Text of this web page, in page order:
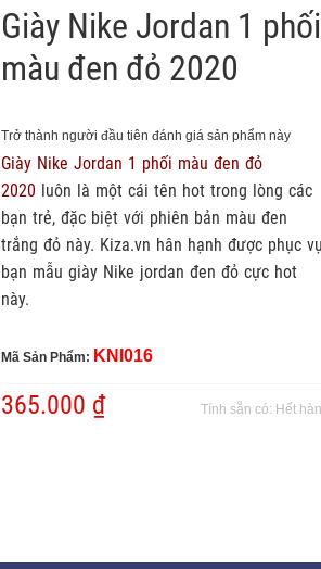
Giày Nike Jordan 1 phối
màu đen đỏ 2020
Trở thành người đầu tiên đánh giá sản phẩm này
Giày Nike Jordan 1 phối màu đen đỏ
2020 luôn là một cái tên hot trong lòng các
bạn trẻ, đặc biệt với phiên bản màu đen
trắng đỏ này. Kiza.vn hân hạnh được phục
bạn mẫu giày Nike jordan đen đỏ cực hot
này.
Mã Sản Phẩm: KNI016
Tính sẵn có: Hết
365.000 ₫